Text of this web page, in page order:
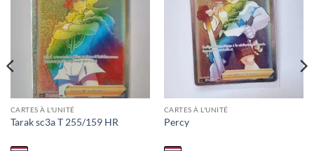
CARTES À L'UNITÉ
Tarak sc3a T 255/159 HR
wishlist
CARTES À L'UNITÉ
Percy